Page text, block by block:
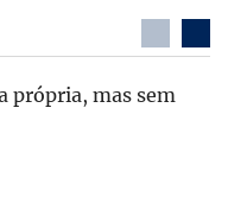
própria, mas sem